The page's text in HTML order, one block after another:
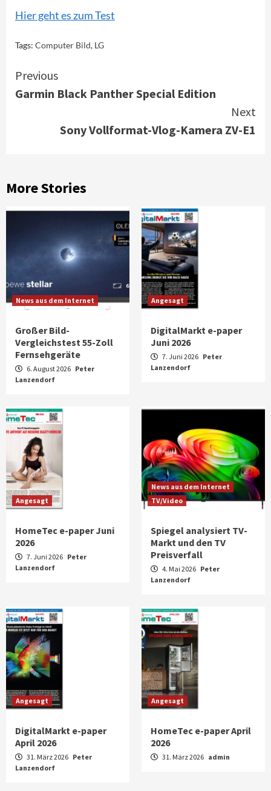
Hier geht es zum Test
Tags: Computer Bild, LG
Continue
Reading
Previous
Garmin Black Panther Special Edition
Next
Sony Vollformat-Vlog-Kamera ZV-E1
More Stories
News aus dem Internet
Großer Bild-
Vergleichstest 55-Zoll
Fernsehgeräte
6. August 2026 Peter
Lanzendorf
Angesagt
DigitalMarkt e-paper
Juni 2026
7. Juni 2026 Peter
Lanzendorf
Angesagt
HomeTec e-paper Juni
2026
7. Juni 2026 Peter
Lanzendorf
News aus dem Internet
TV/Video
Spiegel analysiert TV-
Markt und den TV
Preisverfall
4. Mai 2026 Peter
Lanzendorf
Angesagt
DigitalMarkt e-paper
April 2026
31. März 2026 Peter
Lanzendorf
Angesagt
HomeTec e-paper April
2026
31. März 2026 admin